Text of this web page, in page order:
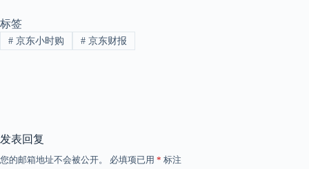
标签
#京东小时购 #京东财报
发表回复
您的邮箱地址不会被公开。 必填项已用 * 标注